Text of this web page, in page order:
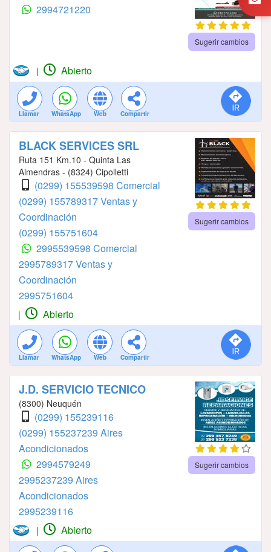
2994721220
Sugerir cambios
| Abierto
Llamar WhatsApp Web Compartir
BLACK SERVICES SRL
Ruta 151 Km.10 - Quinta Las
Almendras - (8324) Cipolletti
(0299) 155539598 Comercial
(0299) 155789317 Ventas y
Coordinación
(0299) 155751604
2995539598 Comercial
2995789317 Ventas y
Coordinación
2995751604
Sugerir cambios
| Abierto
Llamar WhatsApp Web Compartir
J.D. SERVICIO TECNICO
(8300) Neuquén
(0299) 155239116
(0299) 155237239 Aires
Acondicionados
2994579249
2995237239 Aires
Acondicionados
2995239116
Sugerir cambios
| Abierto